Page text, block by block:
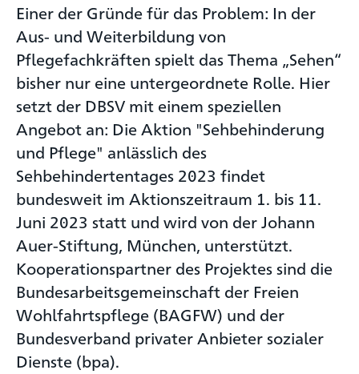
Einer der Gründe für das Problem: In der
Aus- und Weiterbildung von
Pflegefachkräften spielt das Thema „Sehen“
bisher nur eine untergeordnete Rolle. Hier
setzt der DBSV mit einem speziellen
Angebot an: Die Aktion "Sehbehinderung
und Pflege" anlässlich des
Sehbehindertentages 2023 findet
bundesweit im Aktionszeitraum 1. bis 11.
Juni 2023 statt und wird von der Johann
Auer-Stiftung, München, unterstützt.
Kooperationspartner des Projektes sind die
Bundesarbeitsgemeinschaft der Freien
Wohlfahrtspflege (BAGFW) und der
Bundesverband privater Anbieter sozialer
Dienste (bpa).